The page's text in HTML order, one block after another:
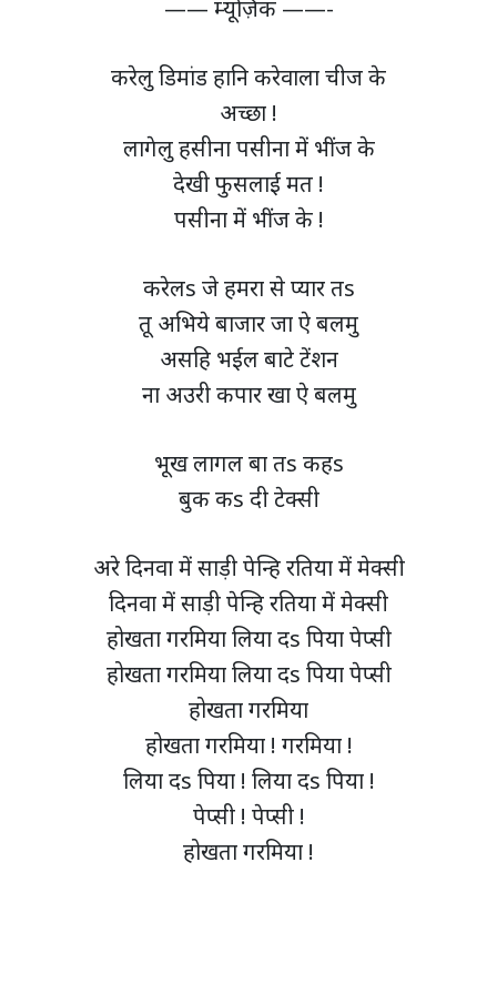
—— म्यूज़िक ——-
करेलु डिमांड हानि करेवाला चीज के
अच्छा !
लागेलु हसीना पसीना में भींज के
देखी फुसलाई मत !
पसीना में भींज के !
करेलs जे हमरा से प्यार तs
तू अभिये बाजार जा ऐ बलमु
असहि भईल बाटे टेंशन
ना अउरी कपार खा ऐ बलमु
भूख लागल बा तs कहs
बुक कs दी टेक्सी
अरे दिनवा में साड़ी पेन्हि रतिया में मेक्सी
दिनवा में साड़ी पेन्हि रतिया में मेक्सी
होखता गरमिया लिया दs पिया पेप्सी
होखता गरमिया लिया दs पिया पेप्सी
होखता गरमिया
होखता गरमिया ! गरमिया !
लिया दs पिया ! लिया दs पिया !
पेप्सी ! पेप्सी !
होखता गरमिया !